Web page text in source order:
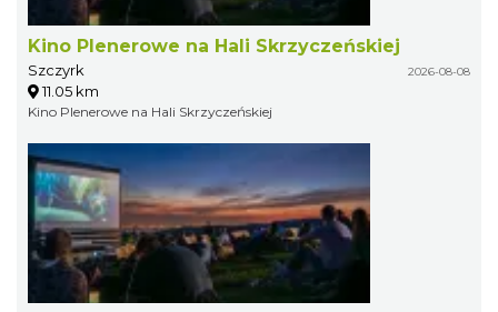
Kino Plenerowe na Hali Skrzyczeńskiej
Szczyrk 2026-08-08
11.05 km
Kino Plenerowe na Hali Skrzyczeńskiej